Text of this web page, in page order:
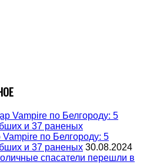
Vampire по Белгороду: 5
и 37 раненых 30.08.2024